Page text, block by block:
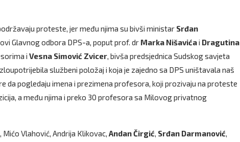
proteste, jer među njima su bivši ministar Srđan
Glavnog odbora DPS-a, poput prof. dr Marka Nišavićai Dragutina
i Vesna Simović Zvicer, bivša predsjednica Sudskog savjeta
službeni položaj i koja je zajedno sa DPS uništavala naš
da pogledaju imena i prezimena profesora, koji prozivaju na proteste
a među njima i preko 30 profesora sa Milovog privatnog
Mićo Vlahović, Andrija Klikovac, AndanČirgić, Srđan Darmanović,